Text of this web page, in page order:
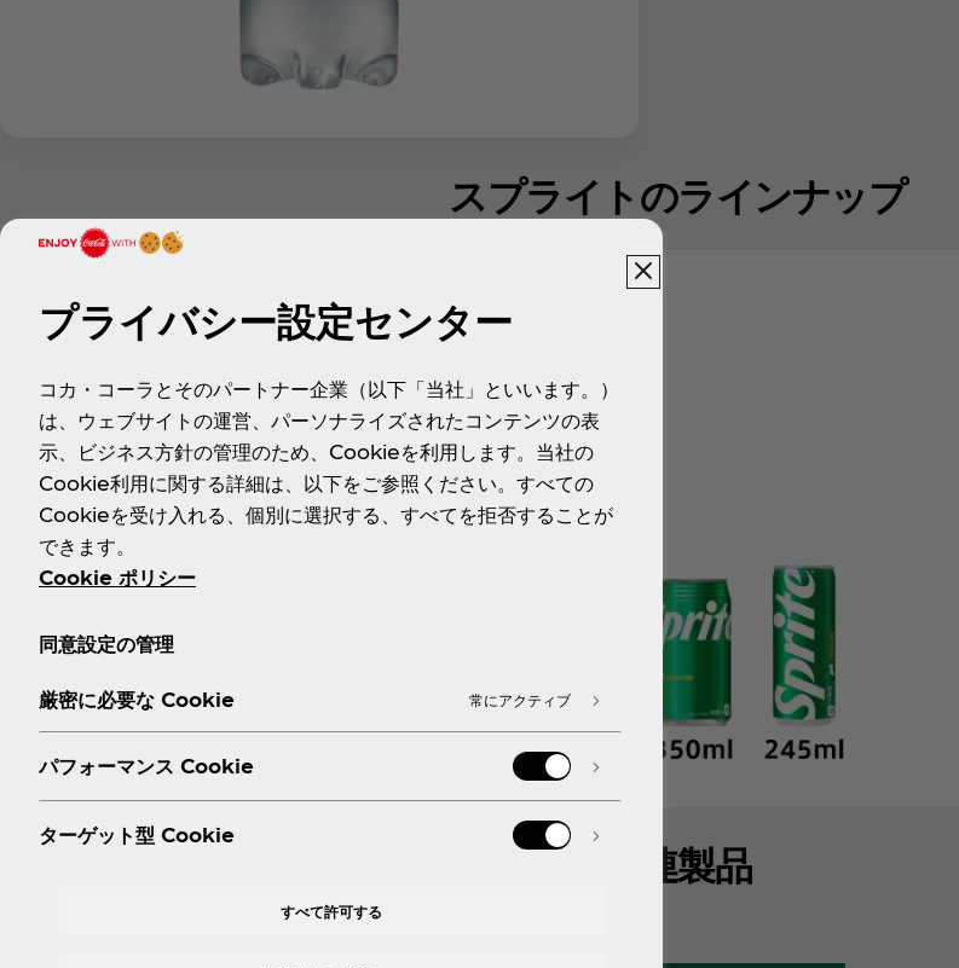
スプライトのラインナップ
関連製品
プライバシー設定センター
コカ・コーラとそのパートナー企業（以下「当社」といいます。）
は、ウェブサイトの運営、パーソナライズされたコンテンツの表
示、ビジネス方針の管理のため、Cookieを利用します。当社の
Cookie利用に関する詳細は、以下をご参照ください。すべての
Cookieを受け入れる、個別に選択する、すべてを拒否することが
できます。
Cookie ポリシー
同意設定の管理
厳密に必要な Cookie 常にアクティブ
パフォーマンス Cookie
ターゲット型 Cookie
すべて許可する